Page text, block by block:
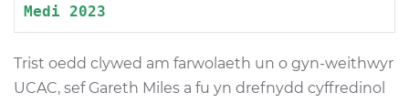
Medi 2023
Trist oedd clywed am farwolaeth un o gyn-weithwyr
UCAC, sef Gareth Miles a fu yn drefnydd cyffredinol